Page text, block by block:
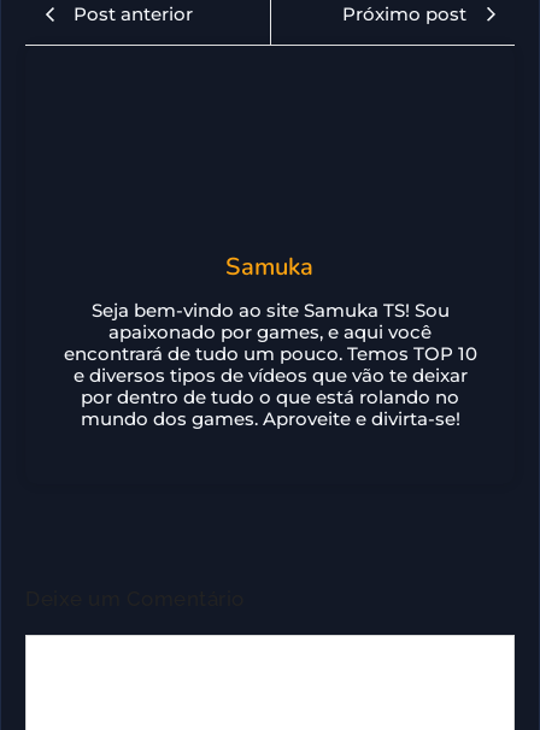
Post anterior Próximo post
Samuka
Seja bem-vindo ao site Samuka TS! Sou
apaixonado por games, e aqui você
encontrará de tudo um pouco. Temos TOP 10
e diversos tipos de vídeos que vão te deixar
por dentro de tudo o que está rolando no
mundo dos games. Aproveite e divirta-se!